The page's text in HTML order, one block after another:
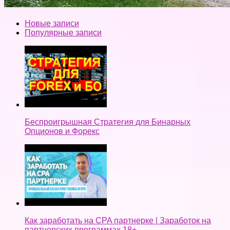
Новые записи
Популярные записи
Беспроигрышная Стратегия для Бинарных
Опционов и Форекс
Как заработать на CPA партнерке | Заработок на